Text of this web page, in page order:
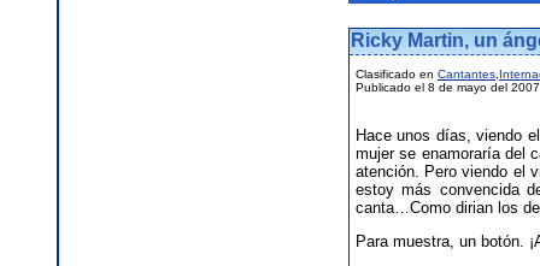
Ricky Martin, un
Clasificado en Cantantes
Publicado el 8 de mayo del 2007
Hace unos días, viendo
mujer se enamoraría del
atención. Pero viendo el
estoy más convencida
canta…Como dirian los
Para muestra, un botón.